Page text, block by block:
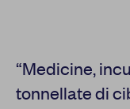
“Medicine,
tonnellate di